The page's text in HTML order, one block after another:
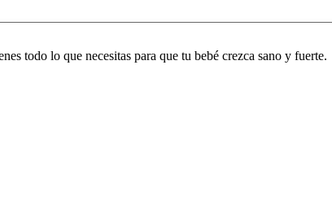
todo lo que necesitas para que tu bebé crezca sano y fuerte.